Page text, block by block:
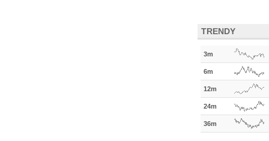
TRENDY
3m
6m
12m
24m
36m